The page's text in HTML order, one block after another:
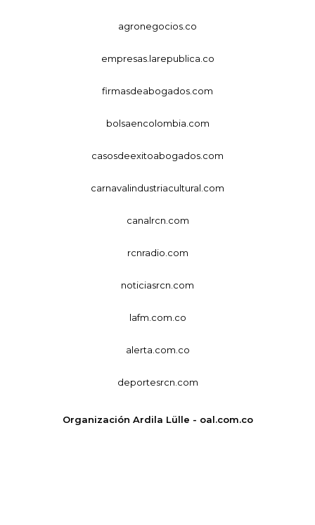
agronegocios.co
empresas.larepublica.co
firmasdeabogados.com
bolsaencolombia.com
casosdeexitoabogados.com
carnavalindustriacultural.com
canalrcn.com
rcnradio.com
noticiasrcn.com
lafm.com.co
alerta.com.co
deportesrcn.com
Organización Ardila Lülle - oal.com.co